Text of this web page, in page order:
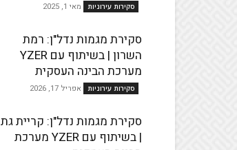
סקירות עירוניות מאי 1, 2025
סקירת מגמות נדל"ן: רמת
השרון | בשיתוף עם YZER
מערכת הבינה העסקית
סקירות עירוניות אפריל 17, 2026
סקירת מגמות נדל"ן: קריית גת
| בשיתוף עם YZER מערכת